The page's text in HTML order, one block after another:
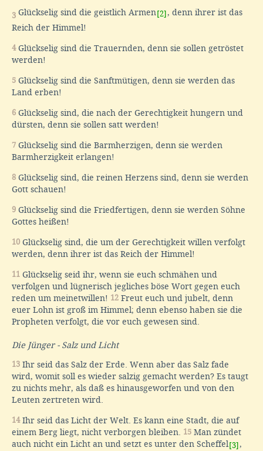
3 Glückselig sind die geistlich Armen [2] , denn ihrer ist das
Reich der Himmel!
4Glückselig sind die Trauernden, denn sie sollen getröstet
werden!
5 Glückselig sind die Sanftmütigen, denn sie werden das
Land erben!
6 Glückselig sind, die nach der Gerechtigkeit hungern und
dürsten, denn sie sollen satt werden!
7 Glückselig sind die Barmherzigen, denn sie werden
Barmherzigkeit erlangen!
8 Glückselig sind, die reinen Herzens sind, denn sie werden
Gott schauen!
9 Glückselig sind die Friedfertigen, denn sie werden Söhne
Gottes heißen!
10 Glückselig sind, die um der Gerechtigkeit willen verfolgt
werden, denn ihrer ist das Reich der Himmel!
11 Glückselig seid ihr, wenn sie euch schmähen und
verfolgen und lügnerisch jegliches böse Wort gegen euch
reden um meinetwillen! 12 Freut euch und jubelt, denn
euer Lohn ist groß im Himmel; denn ebenso haben sie die
Propheten verfolgt, die vor euch gewesen sind.
Die Jünger - Salz und Licht
13 Ihr seid das Salz der Erde. Wenn aber das Salz fade
wird, womit soll es wieder salzig gemacht werden? Es taugt
zu nichts mehr, als daß es hinausgeworfen und von den
Leuten zertreten wird.
14Ihr seid das Licht der Welt. Es kann eine Stadt, die auf
einem Berg liegt, nicht verborgen bleiben. 15 Man zündet
auch nicht ein Licht an und setzt es unter den Scheffel [3] ,